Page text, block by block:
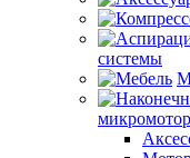
системы